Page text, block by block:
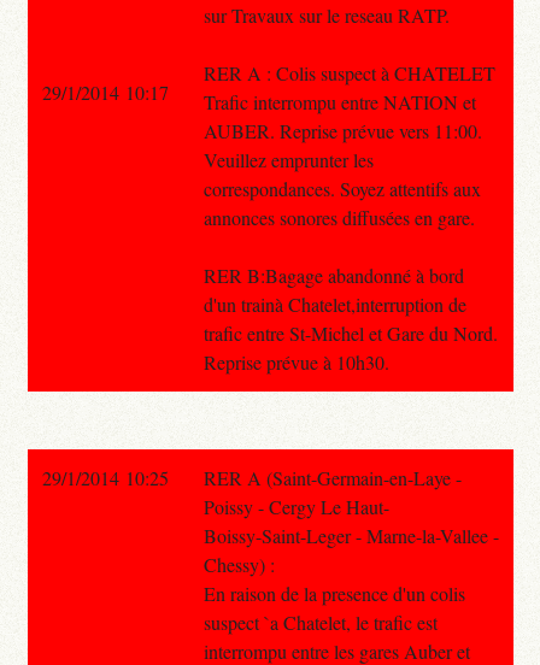
sur Travaux sur le reseau RATP.
RER A : Colis suspect à CHATELET
Trafic interrompu entre NATION et
AUBER. Reprise prévue vers 11:00.
Veuillez emprunter les
correspondances. Soyez attentifs aux
annonces sonores diffusées en gare.
RER B:Bagage abandonné à bord
d'un trainà Chatelet,interruption de
trafic entre St-Michel et Gare du Nord.
Reprise prévue à 10h30.
29/1/2014 10:17
29/1/2014 10:25
RER A (Saint-Germain-en-Laye -
Poissy - Cergy Le Haut-
Boissy-Saint-Leger - Marne-la-Vallee -
Chessy) :
En raison de la presence d'un colis
suspect `a Chatelet, le trafic est
interrompu entre les gares Auber et